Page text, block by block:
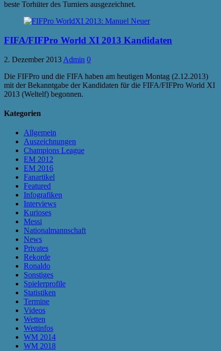
beste Torhüter des Turniers ausgezeichnet.
FIFA/FIFPro World XI 2013 Kandidaten
2. Dezember 2013 Admin 0
Die FIFPro und die FIFA haben am heutigen Montag (2.12.2013)
mit der Bekanntgabe der Kandidaten für die FIFA/FIFPro World XI
2013 (Weltelf) begonnen.
Kategorien
Allgemein
Auszeichnungen
Champions League
EM 2012
EM 2016
Fanartikel
Featured
Infografiken
Interviews
Kurioses
Messi
Nationalmannschaft
News
Privates
Rekorde
Ronaldo
Sonstiges
Spielerprofile
Statistiken
Termine
Videos
Wetten
Wettinfos
WM 2014
WM 2018